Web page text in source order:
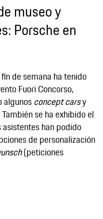
museo y
Porsche en
de semana ha tenido
Fuori Concorso,
algunosconcept carsy
se ha exhibido el
han podido
de personalización
(peticiones